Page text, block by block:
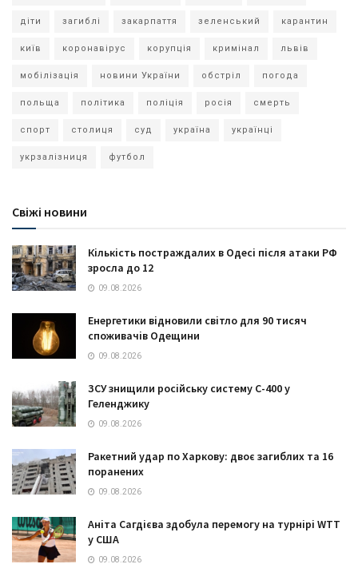
діти загиблі закарпаття зеленський карантин
київ коронавірус корупція кримінал львів
мобілізація новини України обстріл погода
польща політика поліція росія смерть
спорт столиця суд україна українці
укрзалізниця футбол
Свіжі новини
Кількість постраждалих в Одесі після атаки РФ
зросла до 12
09.08.2026
Енергетики відновили світло для 90 тисяч
споживачів Одещини
09.08.2026
ЗСУ знищили російську систему С-400 у
Геленджику
09.08.2026
Ракетний удар по Харкову: двоє загиблих та 16
поранених
09.08.2026
Аніта Сагдієва здобула перемогу на турнірі WTT
у США
09.08.2026